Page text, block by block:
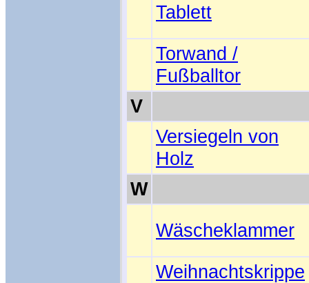
Tablett
Torwand /
Fußballtor
V
Versiegeln von
Holz
W
Wäscheklammer
Weihnachtskrippe